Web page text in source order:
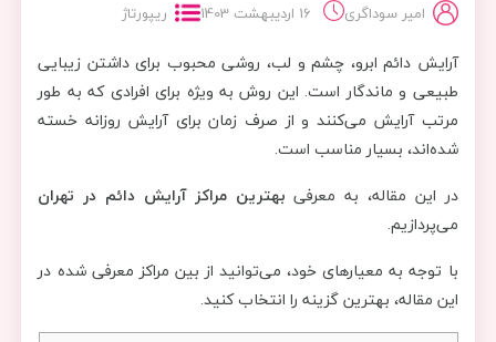
امیر سوداگری 16 اردیبهشت 1403 ریپورتاژ
آرایش دائم ابرو، چشم و لب، روشی محبوب برای داشتن زیبایی
طبیعی و ماندگار است. این روش به ویژه برای افرادی که به طور
مرتب آرایش می‌کنند و از صرف زمان برای آرایش روزانه خسته
شده‌اند، بسیار مناسب است.
در این مقاله، به معرفی بهترین مراکز آرایش دائم در تهران
می‌پردازیم.
با توجه به معیارهای خود، می‌توانید از بین مراکز معرفی شده در
این مقاله، بهترین گزینه را انتخاب کنید.